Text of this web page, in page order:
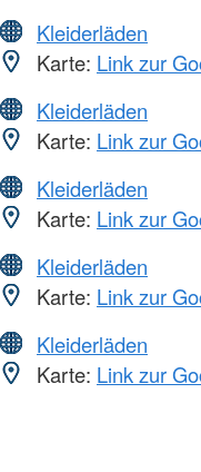
Kleiderläden
Karte: Link zur
Kleiderläden
Karte: Link zur
Kleiderläden
Karte: Link zur
Kleiderläden
Karte: Link zur
Kleiderläden
Karte: Link zur